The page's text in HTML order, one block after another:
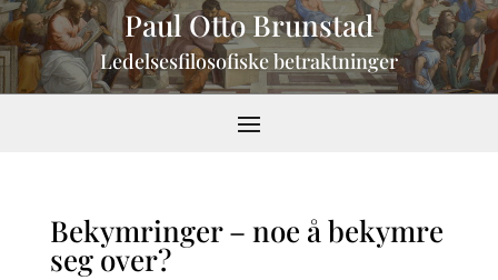
Paul Otto Brunstad
Ledelsesfilosofiske betraktninger
Bekymringer – noe å bekymre
seg over?